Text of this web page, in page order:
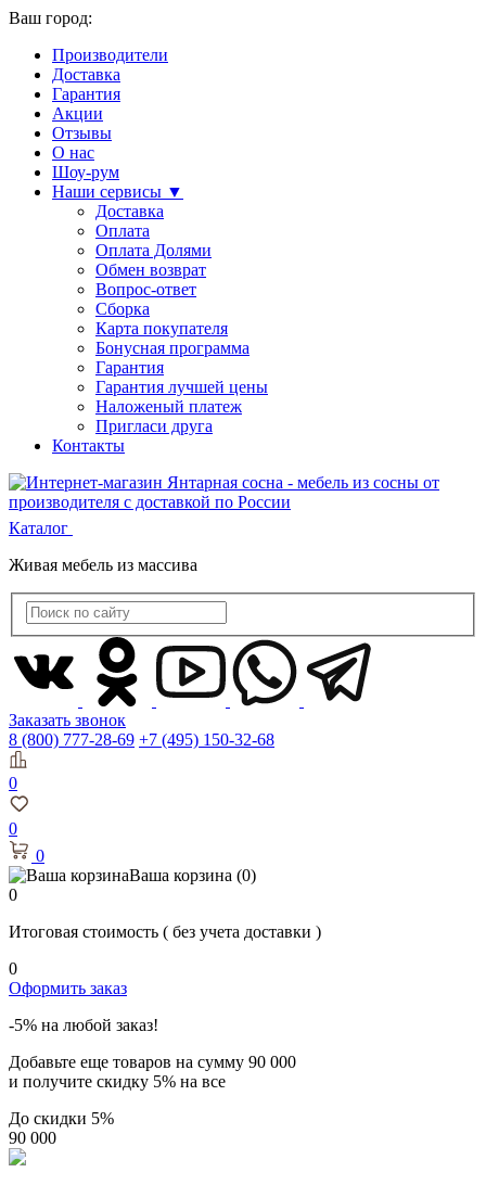
Ваш город:
Производители
Доставка
Гарантия
Акции
Отзывы
О нас
Шоу-рум
Наши сервисы ▼
Доставка
Оплата
Оплата Долями
Обмен возврат
Вопрос-ответ
Сборка
Карта покупателя
Бонусная программа
Гарантия
Гарантия лучшей цены
Наложеный платеж
Пригласи друга
Контакты
Каталог
Живая мебель из массива
Заказать звонок
8 (800) 777-28-69 +7 (495) 150-32-68
0
0
0
Ваша корзина (0)
0
Итоговая стоимость ( без учета доставки )
0
Оформить заказ
-5% на любой заказ!
Добавьте еще товаров на сумму 90 000
и получите скидку 5% на все
До скидки 5%
90 000